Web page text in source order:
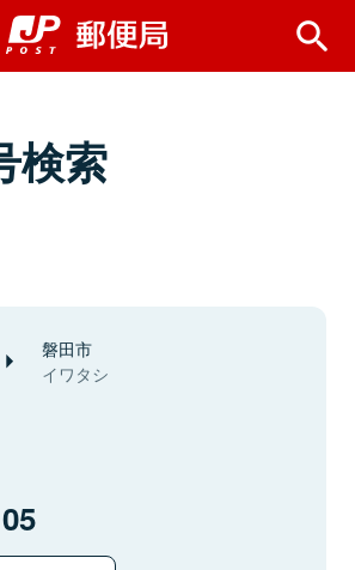
検索
磐田市
イワタシ